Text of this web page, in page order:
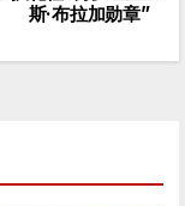
斯·布拉加勋章”